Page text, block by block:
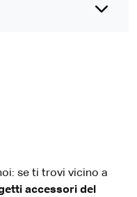
se ti trovi vicino a
accessori del